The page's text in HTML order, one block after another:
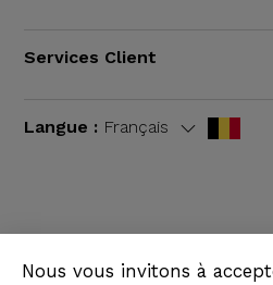
Nous vous invitons à
Services Client
Langue : Français